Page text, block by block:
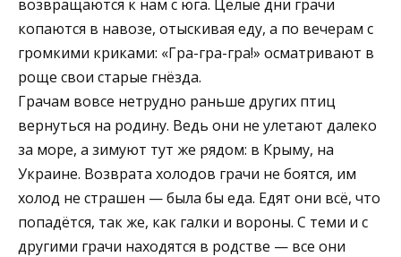
возвращаются к нам с юга. Целые дни грачи
копаются в навозе, отыскивая еду, а по вечерам с
громкими криками: «Гра-гра-гра!» осматривают в
роще свои старые гнёзда.
Грачам вовсе нетрудно раньше других птиц
вернуться на родину. Ведь они не улетают далеко
за море, а зимуют тут же рядом: в Крыму, на
Украине. Возврата холодов грачи не боятся, им
холод не страшен — была бы еда. Едят они всё, что
попадётся, так же, как галки и вороны. С теми и с
другими грачи находятся в родстве — все они